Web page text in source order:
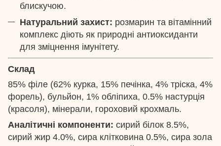
блискучою.
Натуральний захист: розмарин та вітамінний
комплекс діють як природні антиоксиданти
для зміцнення імунітету.
Склад
85% філе (62% курка, 15% печінка, 4% тріска, 4%
форель), бульйон, 1% обліпиха, 0.5% настурція
(красоля), мінерали, гороховий крохмаль.
Аналітичні компоненти: сирий білок 8.5%,
сирий жир 4.0%, сира клітковина 0.5%, сира зола